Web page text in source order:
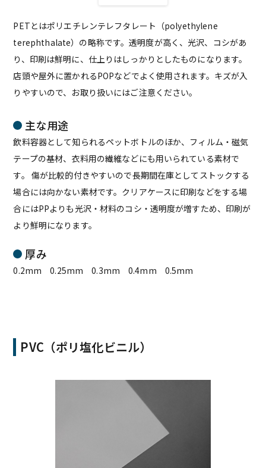
PETとはポリエチレンテレフタレート（polyethylene
terephthalate）の略称です。透明度が高く、光沢、コシがあ
り、印刷は鮮明に、仕上りはしっかりとしたものになります。
店頭や屋外に置かれるPOPなどでよく使用されます。キズが入
りやすいので、お取り扱いにはご注意ください。
主な用途
飲料容器として知られるペットボトルのほか、フィルム・磁気
テープの基材、衣料用の繊維などにも用いられている素材で
す。 傷が比較的付きやすいので長期間在庫としてストックする
場合には向かない素材です。クリアケースに印刷などをする場
合にはPPよりも光沢・材料のコシ・透明度が増すため、印刷が
より鮮明になります。
厚み
0.2mm 0.25mm 0.3mm 0.4mm 0.5mm
PVC（ポリ塩化ビニル）